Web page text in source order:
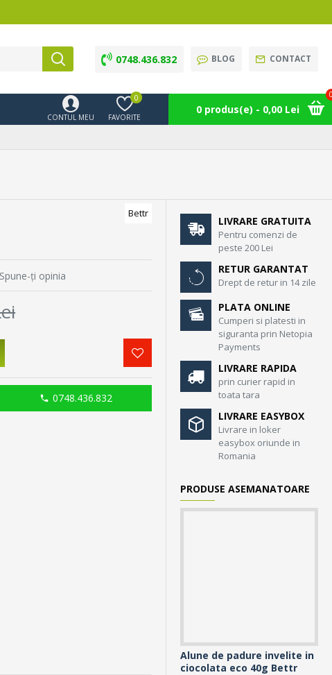
0748.436.832 BLOG CONTACT
CONTUL MEU FAVORITE
0
0 produs(e) - 0,00 Lei
Bettr
Spune-ţi opinia
0748.436.832
LIVRARE GRATUITA
Pentru comenzi de
peste 200 Lei
RETUR GARANTAT
Drept de retur in 14 zile
PLATA ONLINE
Cumperi si platesti in
siguranta prin Netopia
Payments
LIVRARE RAPIDA
prin curier rapid in
toata tara
LIVRARE EASYBOX
Livrare in loker
easybox oriunde in
Romania
PRODUSE ASEMANATOARE
Alune de padure invelite in
ciocolata eco 40g Bettr